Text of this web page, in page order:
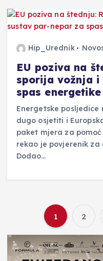
Hip_Urednik
EU poziva na
sporija vožnja i
spas energetike
Energetske posljedice
dugo osjetiti i
paket mjera za
rekao je povjerenik za
Dodao…
1 2